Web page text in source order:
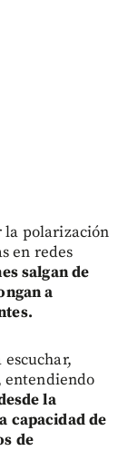
la polarización
en redes
salgan de
a
entendiendo
la
capacidad de
de